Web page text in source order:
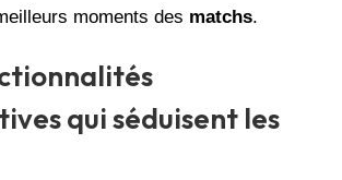
moments des matchs.
qui séduisent les